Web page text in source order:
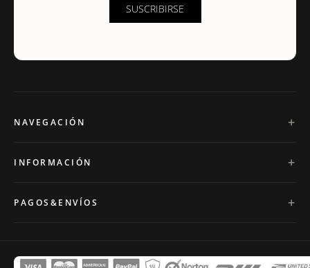
SUSCRIBIRSE
NAVEGACIÓN
INFORMACIÓN
PAGOS&ENVÍOS